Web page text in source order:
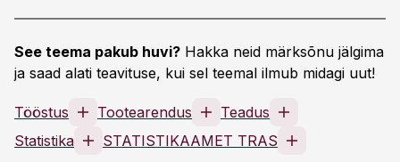
See teema pakub huvi? Hakka neid märksõnu jälgima
ja saad alati teavituse, kui sel teemal ilmub midagi uut!
Tööstus Tootearendus
Teadus
Statistika
STATISTIKAAMET TRAS